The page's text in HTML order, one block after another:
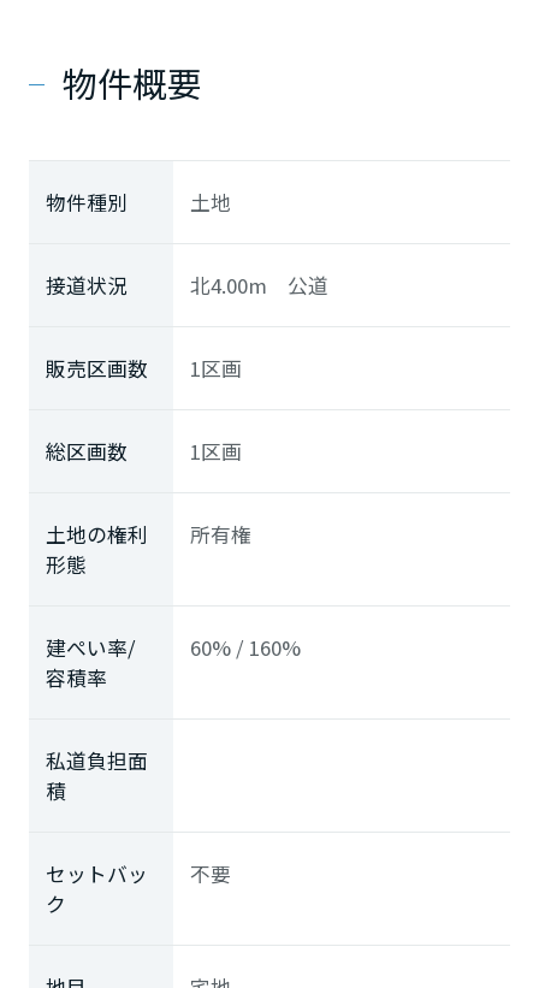
物件概要
物件種別 土地
接道状況 北4.00m 公道
販売区画数 1区画
総区画数 1区画
土地の権利
形態
所有権
建ぺい率/
容積率
60% / 160%
私道負担面
積
セットバッ
ク
不要